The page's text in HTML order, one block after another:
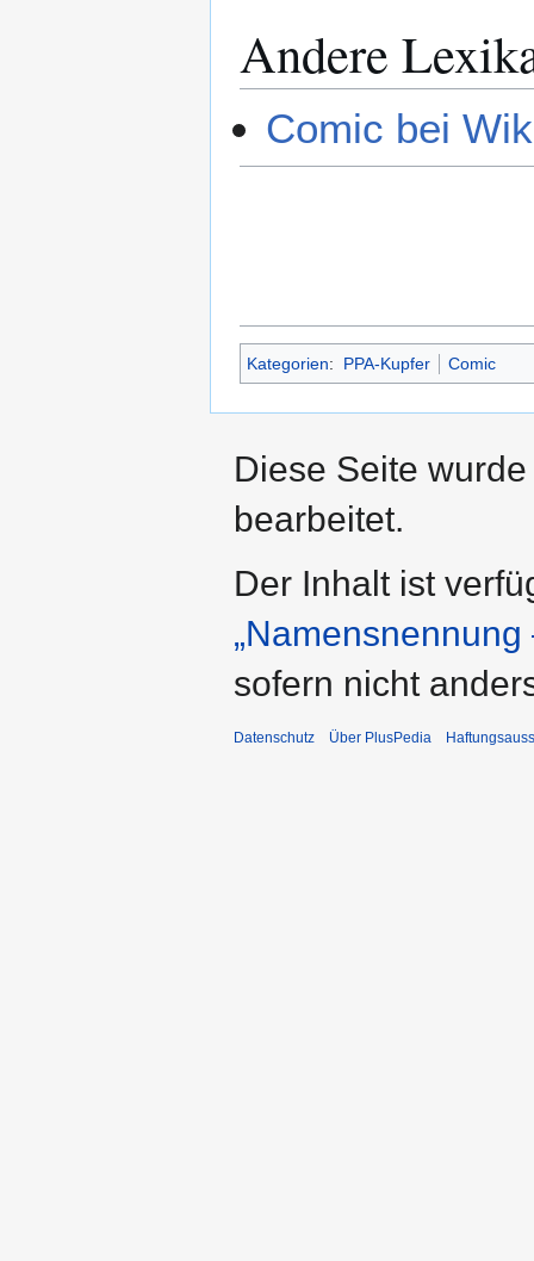
Andere
Comic bei
Kategorien: PPA-Kupfer Comic
Diese Seite
bearbeitet.
Der Inhalt ist
sofern nicht
Datenschutz Über PlusPedia